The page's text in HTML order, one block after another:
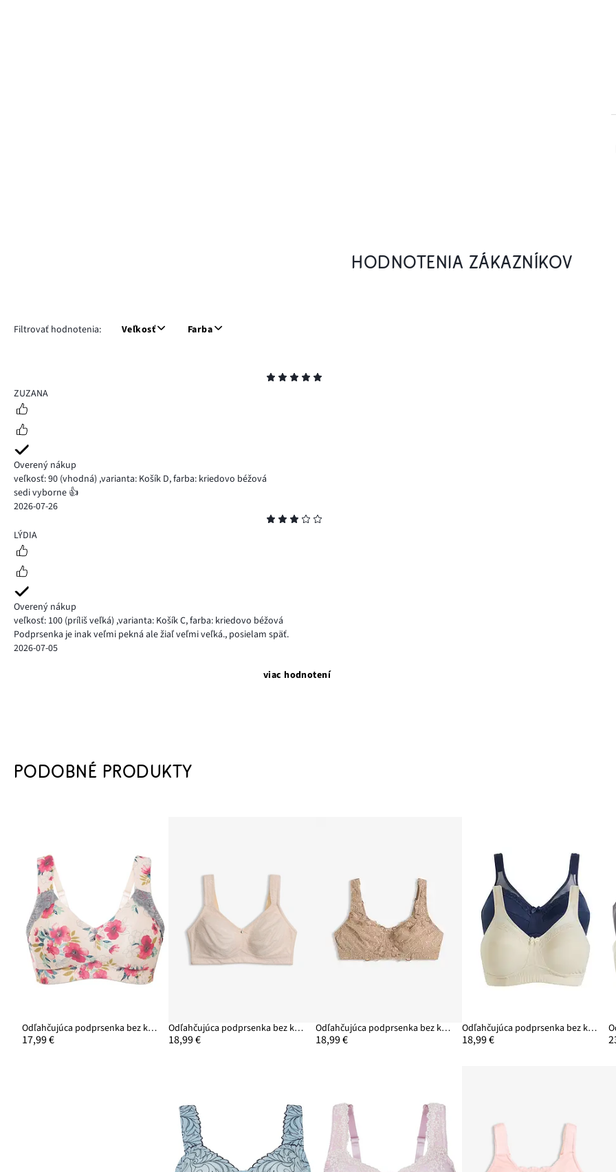
HODNOTENIA ZÁKAZNÍKOV
Filtrovať hodnotenia: Veľkosť Farba
5
ZUZANA
Overený nákup
veľkosť: 90 (vhodná) ,varianta: Košík D,farba: kriedovo béžová
sedi vyborne 👍
2026-07-26
3LÝDIA
Overený nákup
veľkosť: 100 (príliš veľká) ,varianta: Košík C,farba: kriedovo béžová
Podprsenka je inak veľmi pekná ale žiaľ veľmi veľká., posielam späť.
2026-07-05
viac hodnotení
PODOBNÉ PRODUKTY
Odľahčujúca podprsenka bez kostíc, vystužené ramienka
17,99 €
Odľahčujúca podprsenka bez kostíc, s vystuženými ramienkami
18,99 €
Odľahčujúca podprsenka bez kostíc, vystužené ramienka
18,99 €
Odľahčujúca podprsenka bez kostíc s vystuženými ramienkami (2 ks)
18,99 €